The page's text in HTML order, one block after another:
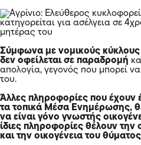
Σύμφωνα με νομικούς
δεν οφείλεται σε παραδρομή
απολογία, γεγονός που μπορεί
του.
Άλλες πληροφορίες που έχουν
τα τοπικά Μέσα Ενημέρωσης,
να είναι γόνο γνωστής
ίδιες πληροφορίες θέλουν την
και την οικογένεια του